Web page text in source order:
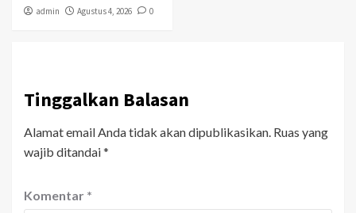
admin Agustus 4, 2026 0
Tinggalkan Balasan
Alamat email Anda tidak akan dipublikasikan. Ruas yang
wajib ditandai*
Komentar *